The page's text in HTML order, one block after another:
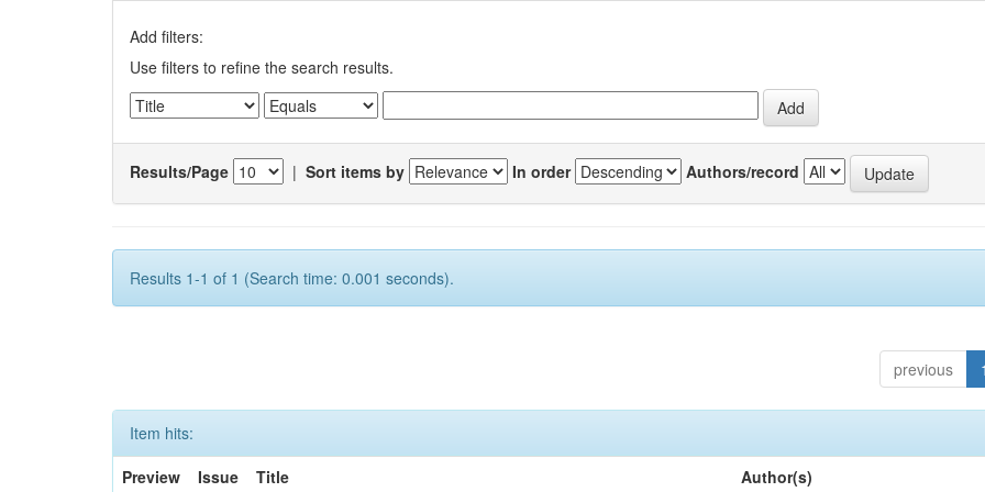
Add filters:
Use filters to refine the search results.
Results/Page | Sort items by In order Authors/record
Results 1-1 of 1 (Search time: 0.001 seconds).
previous 1
Item hits:
Preview
Issue
Title Author(s)